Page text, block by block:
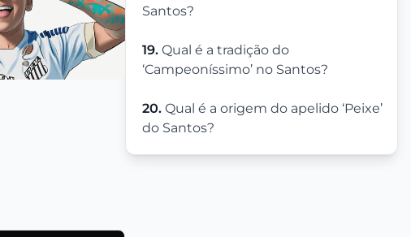
Santos?
19. Qual é a tradição do
‘Campeoníssimo’ no Santos?
20. Qual é a origem do apelido ‘Peixe’
do Santos?